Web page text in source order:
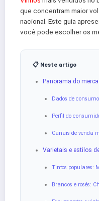
que concentram maior
nacional. Este guia
você pode escolher os
📋 Neste artigo
Panorama do
Dados de
Perfil do
Canais de venda
Varietais e estilos
Tintos populares:
Brancos e rosés: